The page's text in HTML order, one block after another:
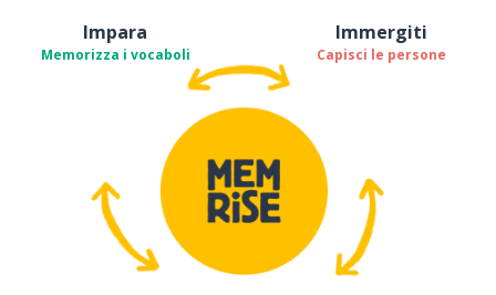
Impara
Memorizza i vocaboli
Immergiti
Capisci le persone